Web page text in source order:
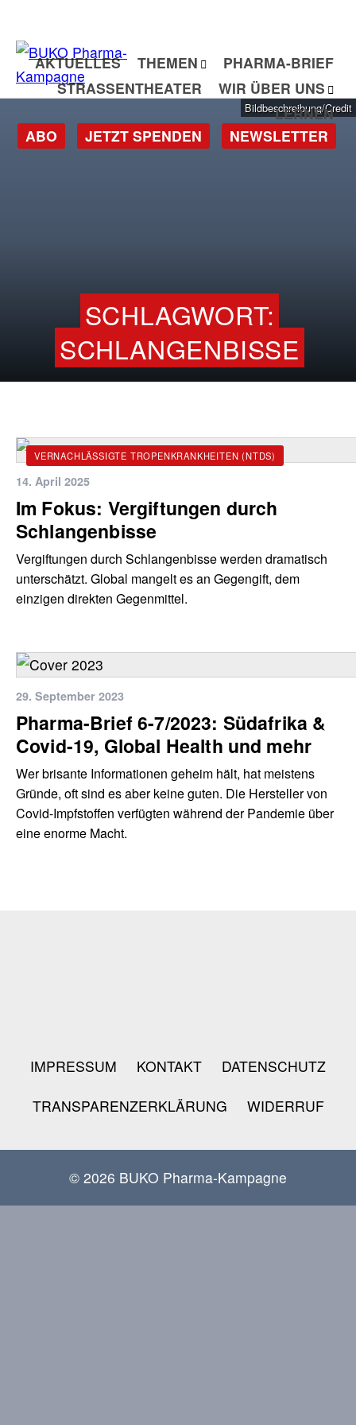
Inhalt
springenAKTUELLES THEMEN
PHARMA-BRIEF
STRASSENTHEATER
WIR ÜBER UNS
LERNEN
ABO
JETZT SPENDEN NEWSLETTER
Bildbeschreibung/Credit
SCHLAGWORT:
SCHLANGENBISSE
VERNACHLÄSSIGTE TROPENKRANKHEITEN (NTDS)
14. April 2025
Im Fokus: Vergiftungen durch
Schlangenbisse
Vergiftungen durch Schlangenbisse werden dramatisch
unterschätzt. Global mangelt es an Gegengift, dem
einzigen direkten Gegenmittel.
29. September 2023
Pharma-Brief 6-7/2023: Südafrika &
Covid-19, Global Health und mehr
Wer brisante Informationen geheim hält, hat meistens
Gründe, oft sind es aber keine guten. Die Hersteller von
Covid-Impfstoffen verfügten während der Pandemie über
eine enorme Macht.
IMPRESSUM KONTAKT
DATENSCHUTZ
TRANSPARENZERKLÄRUNG
WIDERRUF
© 2026 BUKO Pharma-Kampagne